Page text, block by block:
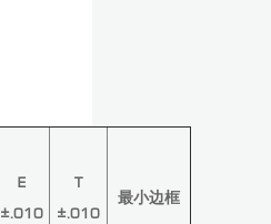
E
±.010
T
±.010
最小边框